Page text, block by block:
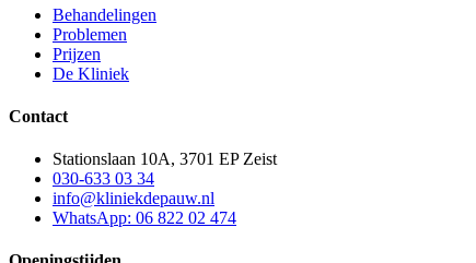
Behandelingen
Problemen
Prijzen
De Kliniek
Contact
Stationslaan 10A, 3701 EP Zeist
030-633 03 34
info@kliniekdepauw.nl
WhatsApp: 06 822 02 474